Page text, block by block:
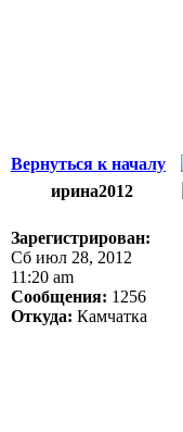
Вернуться к началу
ирина2012
Зарегистрирован:
Сб июл 28, 2012
11:20 am
Сообщения: 1256
Откуда: Камчатка